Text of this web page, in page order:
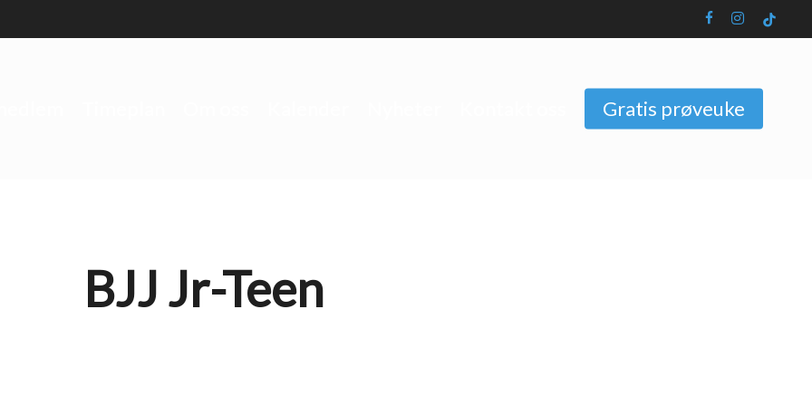
facebookinstagram
tiktok
Gratis prøveuke
BJJ Jr-Teen